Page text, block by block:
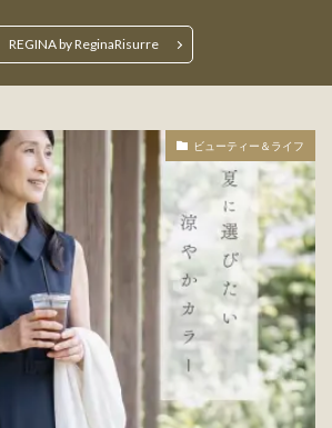
REGINA by ReginaRisurre
ビューティー＆ライフ